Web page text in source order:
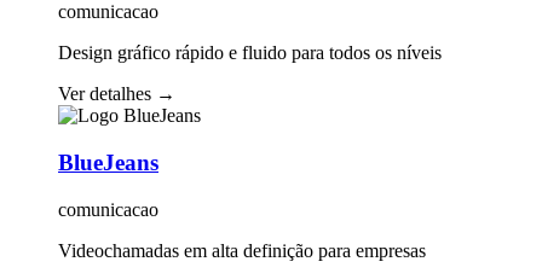
comunicacao
Design gráfico rápido e fluido para todos os níveis
Ver detalhes →
BlueJeans
comunicacao
Videochamadas em alta definição para empresas